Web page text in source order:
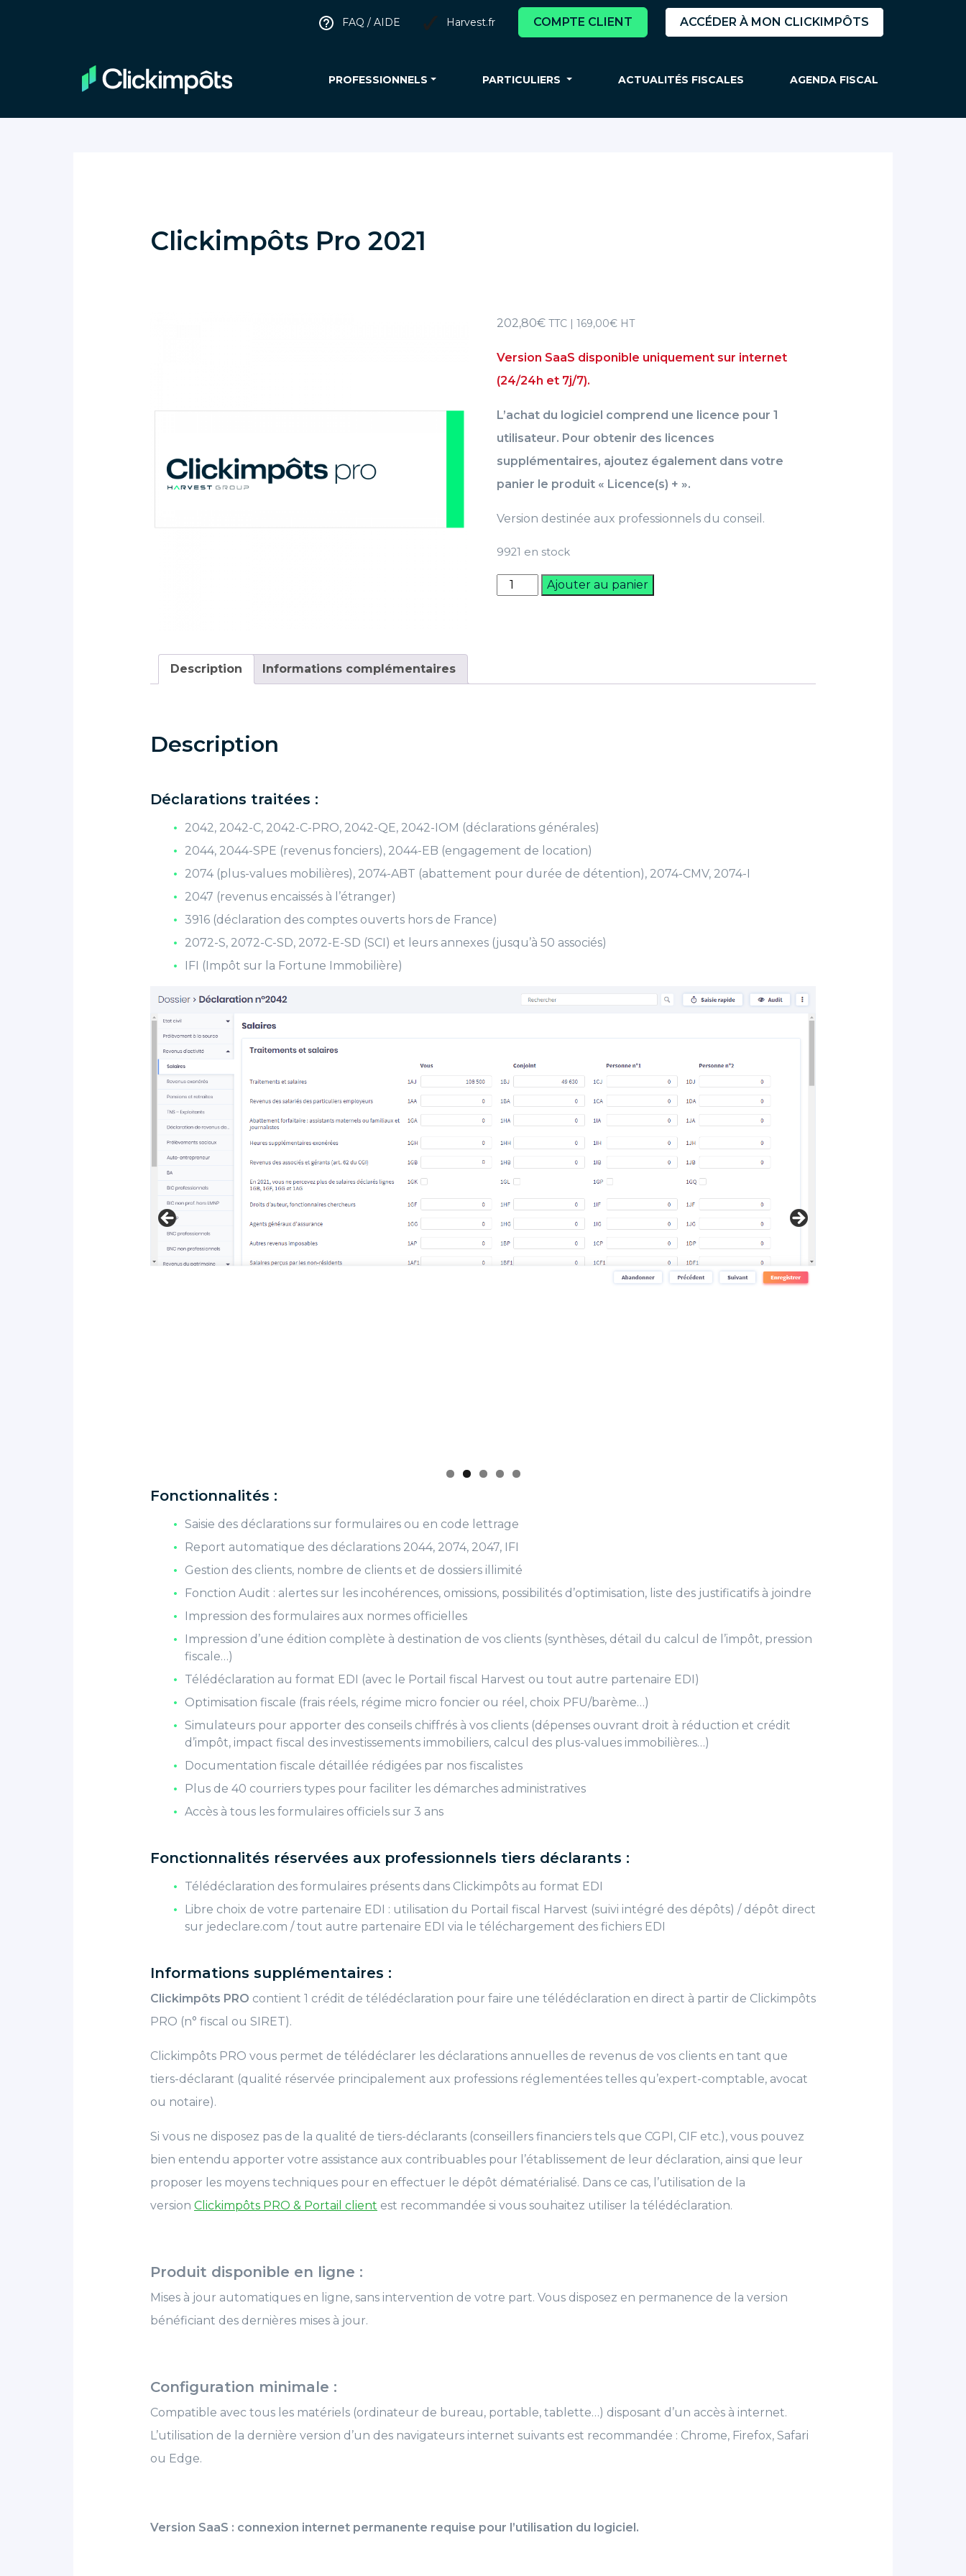
FAQ / AIDE Harvest.fr COMPTE CLIENT ACCÉDER À MON CLICKIMPÔTS
PROFESSIONNELS PARTICULIERS ACTUALITÉS FISCALES AGENDA FISCAL
Clickimpôts Pro 2021
202,80€ TTC | 169,00€HT
Version SaaS disponible uniquement sur internet
(24/24h et 7j/7).
L’achat du logiciel comprend une licence pour 1
utilisateur. Pour obtenir des licences
supplémentaires, ajoutez également dans votre
panier le produit « Licence(s) + ».
Version destinée aux professionnels du conseil.
9921 en stock
quantité
de
Ajouter au panier
Description Informations complémentaires
Description
Déclarations traitées :
2042, 2042-C, 2042-C-PRO, 2042-QE, 2042-IOM (déclarations générales)
2044, 2044-SPE (revenus fonciers), 2044-EB (engagement de location)
2074 (plus-values mobilières), 2074-ABT (abattement pour durée de détention), 2074-CMV, 2074-I
2047 (revenus encaissés à l’étranger)
3916 (déclaration des comptes ouverts hors de France)
2072-S, 2072-C-SD, 2072-E-SD (SCI) et leurs annexes (jusqu’à 50 associés)
IFI (Impôt sur la Fortune Immobilière)
Fonctionnalités :
Saisie des déclarations sur formulaires ou en code lettrage
Report automatique des déclarations 2044, 2074, 2047, IFI
Gestion des clients, nombre de clients et de dossiers illimité
Fonction Audit : alertes sur les incohérences, omissions, possibilités d’optimisation, liste des justificatifs à joindre
Impression des formulaires aux normes officielles
Impression d’une édition complète à destination de vos clients (synthèses, détail du calcul de l’impôt, pression
fiscale…)
Télédéclaration au format EDI (avec le Portail fiscal Harvest ou tout autre partenaire EDI)
Optimisation fiscale (frais réels, régime micro foncier ou réel, choix PFU/barème…)
Simulateurs pour apporter des conseils chiffrés à vos clients (dépenses ouvrant droit à réduction et crédit
d’impôt, impact fiscal des investissements immobiliers, calcul des plus-values immobilières…)
Documentation fiscale détaillée rédigées par nos fiscalistes
Plus de 40 courriers types pour faciliter les démarches administratives
Accès à tous les formulaires officiels sur 3 ans
Fonctionnalités réservées aux professionnels tiers déclarants :
Télédéclaration des formulaires présents dans Clickimpôts au format EDI
Libre choix de votre partenaire EDI : utilisation du Portail fiscal Harvest (suivi intégré des dépôts) / dépôt direct
sur jedeclare.com / tout autre partenaire EDI via le téléchargement des fichiers EDI
Informations supplémentaires :
Clickimpôts PRO contient 1 crédit de télédéclaration pour faire une télédéclaration en direct à partir de Clickimpôts
PRO (n° fiscal ou SIRET).
Clickimpôts PRO vous permet de télédéclarer les déclarations annuelles de revenus de vos clients en tant que
tiers-déclarant (qualité réservée principalement aux professions réglementées telles qu’expert-comptable, avocat
ou notaire).
Si vous ne disposez pas de la qualité de tiers-déclarants (conseillers financiers tels que CGPI, CIF etc.), vous pouvez
bien entendu apporter votre assistance aux contribuables pour l’établissement de leur déclaration, ainsi que leur
proposer les moyens techniques pour en effectuer le dépôt dématérialisé. Dans ce cas, l’utilisation de la
version Clickimpôts PRO & Portail client est recommandée si vous souhaitez utiliser la télédéclaration.
Produit disponible en ligne :
Mises à jour automatiques en ligne, sans intervention de votre part. Vous disposez en permanence de la version
bénéficiant des dernières mises à jour.
Configuration minimale :
Compatible avec tous les matériels (ordinateur de bureau, portable, tablette…) disposant d’un accès à internet.
L’utilisation de la dernière version d’un des navigateurs internet suivants est recommandée : Chrome, Firefox, Safari
ou Edge.
Version SaaS : connexion internet permanente requise pour l’utilisation du logiciel.